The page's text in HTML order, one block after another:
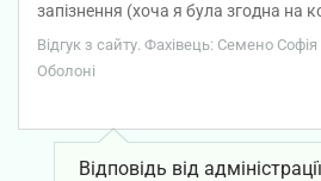
запізнення (хоча я була згодна на
скороченому вигляді), дуже
консультації ще триває, але тебе
Відгук з сайту. Фахівець: Семено
Оболоні
Відповідь від адміністрації